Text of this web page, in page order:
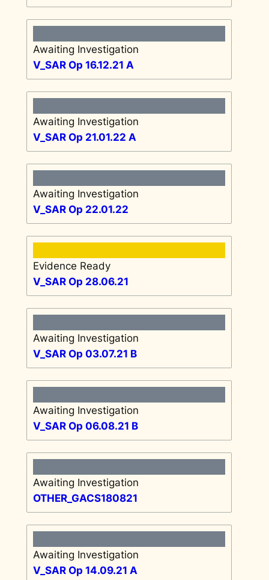
Awaiting Investigation
V_SAR Op 16.12.21 A
Awaiting Investigation
V_SAR Op 21.01.22 A
Awaiting Investigation
V_SAR Op 22.01.22
Evidence Ready
V_SAR Op 28.06.21
Awaiting Investigation
V_SAR Op 03.07.21 B
Awaiting Investigation
V_SAR Op 06.08.21 B
Awaiting Investigation
OTHER_GACS180821
Awaiting Investigation
V_SAR Op 14.09.21 A